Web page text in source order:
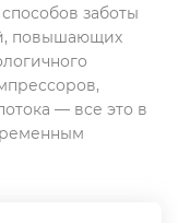
заботы
повышающих
— все это в